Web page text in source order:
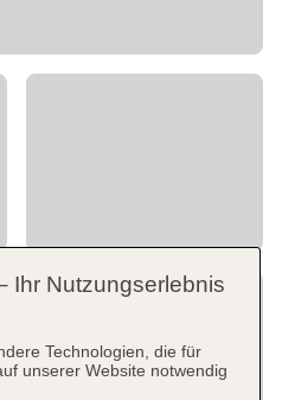
Ihr Nutzungserlebnis
Technologien, die für
unserer Website notwendig